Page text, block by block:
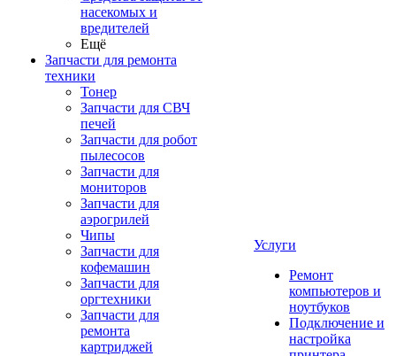
насекомых и
вредителей
Ещё
Запчасти для ремонта
техники
Тонер
Запчасти для СВЧ
печей
Запчасти для робот
пылесосов
Запчасти для
мониторов
Запчасти для
аэрогрилей
Чипы
Запчасти для
кофемашин
Запчасти для
оргтехники
Запчасти для
ремонта
картриджей
Услуги
Ремонт
компьютеров и
ноутбуков
Подключение и
настройка